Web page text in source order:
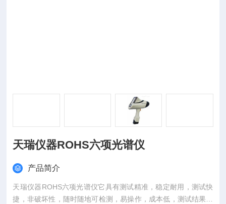
天瑞仪器ROHS六项光谱仪
产品简介
天瑞仪器ROHS六项光谱仪它具有测试精准，稳定耐用，测试快
捷，非破坏性，随时随地可检测，易操作，成本低，测试结果可